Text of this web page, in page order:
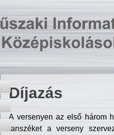
Díjazás
A versenyen az első három
tanszéket a verseny